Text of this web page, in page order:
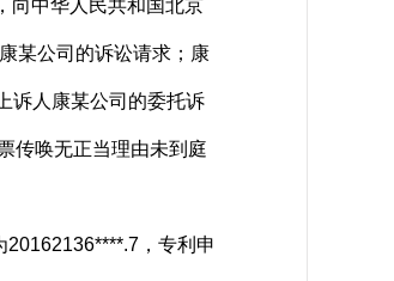
向中华人民共和国北京
某公司的诉讼请求；康
诉人康某公司的委托诉
传唤无正当理由未到庭
，专利申